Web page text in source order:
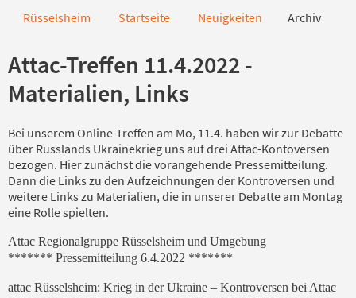
Archiv
Rüsselsheim Startseite Neuigkeiten Archiv
Attac-Treffen 11.4.2022 -
Materialien, Links
Bei unserem Online-Treffen am Mo, 11.4. haben wir zur Debatte
über Russlands Ukrainekrieg uns auf drei Attac-Kontoversen
bezogen. Hier zunächst die vorangehende Pressemitteilung.
Dann die Links zu den Aufzeichnungen der Kontroversen und
weitere Links zu Materialien, die in unserer Debatte am Montag
eine Rolle spielten.
Attac Regionalgruppe Rüsselsheim und Umgebung
******* Pressemitteilung 6.4.2022 *******
attac Rüsselsheim: Krieg in der Ukraine – Kontroversen bei Attac